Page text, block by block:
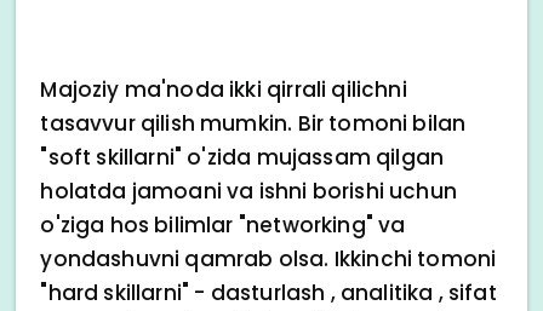
Majoziy ma'noda ikki qirrali qilichni
tasavvur qilish mumkin. Bir tomoni bilan
"soft skillarni" o'zida mujassam qilgan
holatda jamoani va ishni borishi uchun
o'ziga hos bilimlar "networking" va
yondashuvni qamrab olsa. Ikkinchi tomoni
"hard skillarni" - dasturlash , analitika , sifat